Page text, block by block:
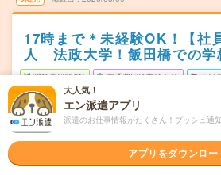
17時まで＊未経験OK！【社
人 法政大学！飯田橋での学
職種未経験OK 交通費別途支給あり 土日
紹介予定派遣
勤務地
東京都千代田区
飯田橋駅から徒歩7分／市ケ谷
曜日頻度 月～金／週5日
大人気！
エン派遣アプリ
派遣のお仕事情報がたくさん！プッシュ通
アプリをダウンロー